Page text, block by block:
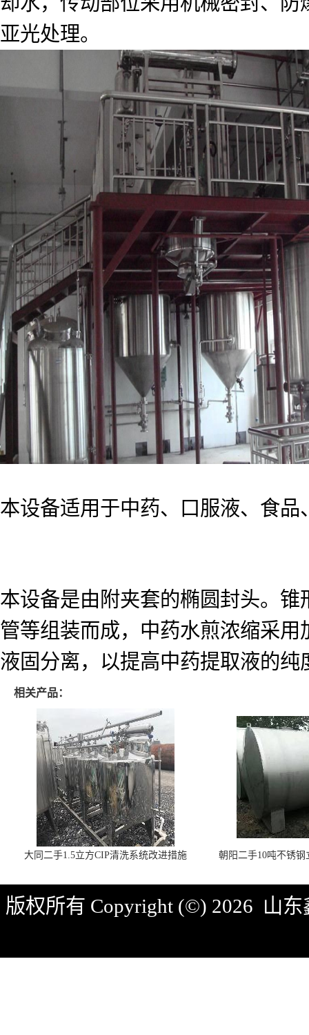
亚光处理。
本设备适用于中药、口服液、食
本设备是由附夹套的椭圆封头。
管等组装而成，中药水煎浓缩采
液固分离，以提高中药提取液的
相关产品：
大同二手1.5立方CIP清洗系统改进措施 朝阳二手10吨不锈
版权所有 Copyright (©) 2026 山